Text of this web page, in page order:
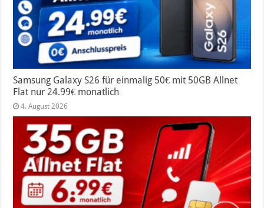
Samsung Galaxy S26 für einmalig 50€ mit 50GB Allnet
Flat nur 24.99€ monatlich
4. August 2026